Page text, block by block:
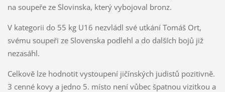
na soupeře ze Slovinska, který vybojoval bronz.
V kategorii do 55 kg U16 nezvládl své utkání Tomáš Ort,
svému soupeři ze Slovenska podlehl a do dalších bojů již
nezasáhl.
Celkově lze hodnotit vystoupení jičínských judistů pozitivně.
3 cenné kovy a jedno 5. místo není vůbec špatnou vizitkou a